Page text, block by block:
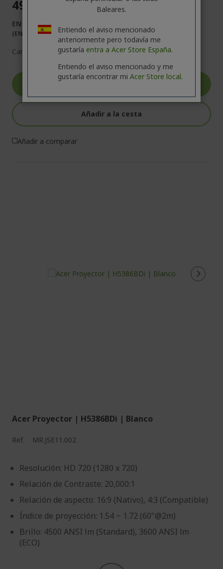
499,00 €
EN STOCK
(ENTREGA 1-5 DÍAS LABORABLES)
Cantidad:
Añadir a la cesta
Añadir a comparar
Acer Proyector | H5386BDi | Blanco
Ref. MR.JSE11.002
Resolución: HD 720 (1280 x 720)
Relación de Contraste: 20,000:1
Relación de aspecto: 16:9 (Nativo), 4:3 (Compatible)
Índice de proyección: 1.54 ~ 1.72 (60"@2m)
Brillo: 4500 ANSI lm (Standard), 3600 ANSI lm
(ECO)
Baleares.
Entiendo el aviso mencionado
anteriormente pero todavía me
gustaría entra a Acer Store España.
Entiendo el aviso mencionado y me
gustaría encontrar mi Acer Store local.